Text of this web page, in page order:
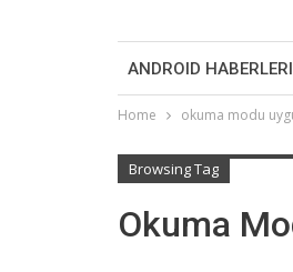
ANDROID HABERLERI
Home okuma modu
Browsing Tag
Okuma